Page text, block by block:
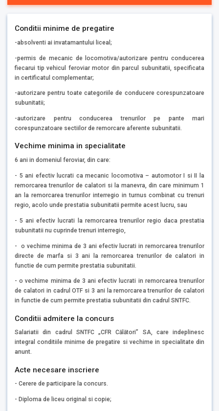
Conditii minime de pregatire
-absolventi ai invatamantului liceal;
-permis de mecanic de locomotiva/autorizare pentru conducerea
fiecarui tip vehicul feroviar motor din parcul subunitatii, specificata
in certificatul complementar;
-autorizare pentru toate categoriile de conducere corespunzatoare
subunitatii;
-autorizare pentru conducerea trenurilor pe pante mari
corespunzatoare sectiilor de remorcare aferente subunitatii.
Vechime minima in specialitate
6 ani in domeniul feroviar, din care:
- 5 ani efectiv lucrati ca mecanic locomotiva – automotor I si II la
remorcarea trenurilor de calatori si la manevra, din care minimum 1
an la remorcarea trenurilor interregio in turnus combinat cu trenuri
regio, acolo unde prestatia subunitatii permite acest lucru, sau
- 5 ani efectiv lucrati la remorcarea trenurilor regio daca prestatia
subunitatii nu cuprinde trenuri interregio,
- o vechime minima de 3 ani efectiv lucrati in remorcarea trenurilor
directe de marfa si 3 ani la remorcarea trenurilor de calatori in
functie de cum permite prestatia subunitatii.
- o vechime minima de 3 ani efectiv lucrati in remorcarea trenurilor
de calatori in cadrul OTF si 3 ani la remorcarea trenurilor de calatori
in functie de cum permite prestatia subunitatii din cadrul SNTFC.
Conditii admitere la concurs
Salariatii din cadrul SNTFC „CFR Călători” SA, care indeplinesc
integral conditiile minime de pregatire si vechime in specialitate din
anunt.
Acte necesare inscriere
- Cerere de participare la concurs.
- Diploma de liceu original si copie;